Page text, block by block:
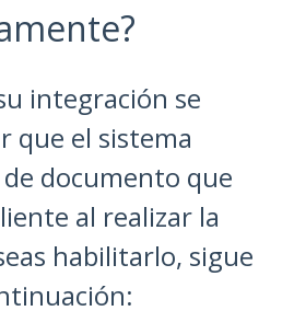
integración se
que el sistema
documento que
al realizar la
habilitarlo, sigue